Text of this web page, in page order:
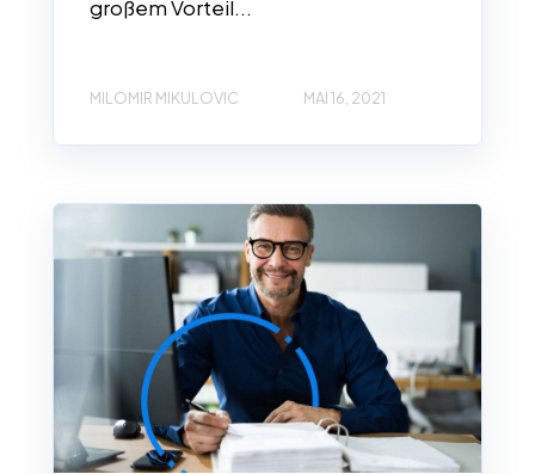
großem Vorteil...
MILOMIR MIKULOVIC MAI 16, 2021